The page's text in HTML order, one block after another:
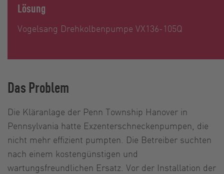
Lösung
Vogelsang Drehkolbenpumpe VX136-105Q
Das Problem
Die Kläranlage der Penn Township Hanover in
Pennsylvania hatte Exzenterschneckenpumpen, die
nicht mehr effizient pumpten. Die Betreiber suchten
nach einem kostengünstigen und
wartungsfreundlichen Ersatz. Vor der Installation der